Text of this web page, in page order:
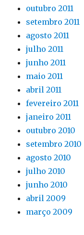
outubro 2011
setembro 2011
agosto 2011
julho 2011
junho 2011
maio 2011
abril 2011
fevereiro 2011
janeiro 2011
outubro 2010
setembro 2010
agosto 2010
julho 2010
junho 2010
abril 2009
março 2009